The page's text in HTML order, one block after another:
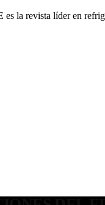
la revista líder en